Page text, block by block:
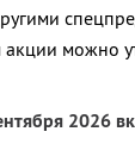
можно
2026